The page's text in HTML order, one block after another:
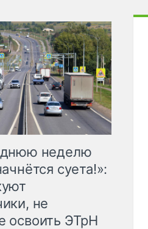
неделю
суета!»:
не
освоить ЭТрН